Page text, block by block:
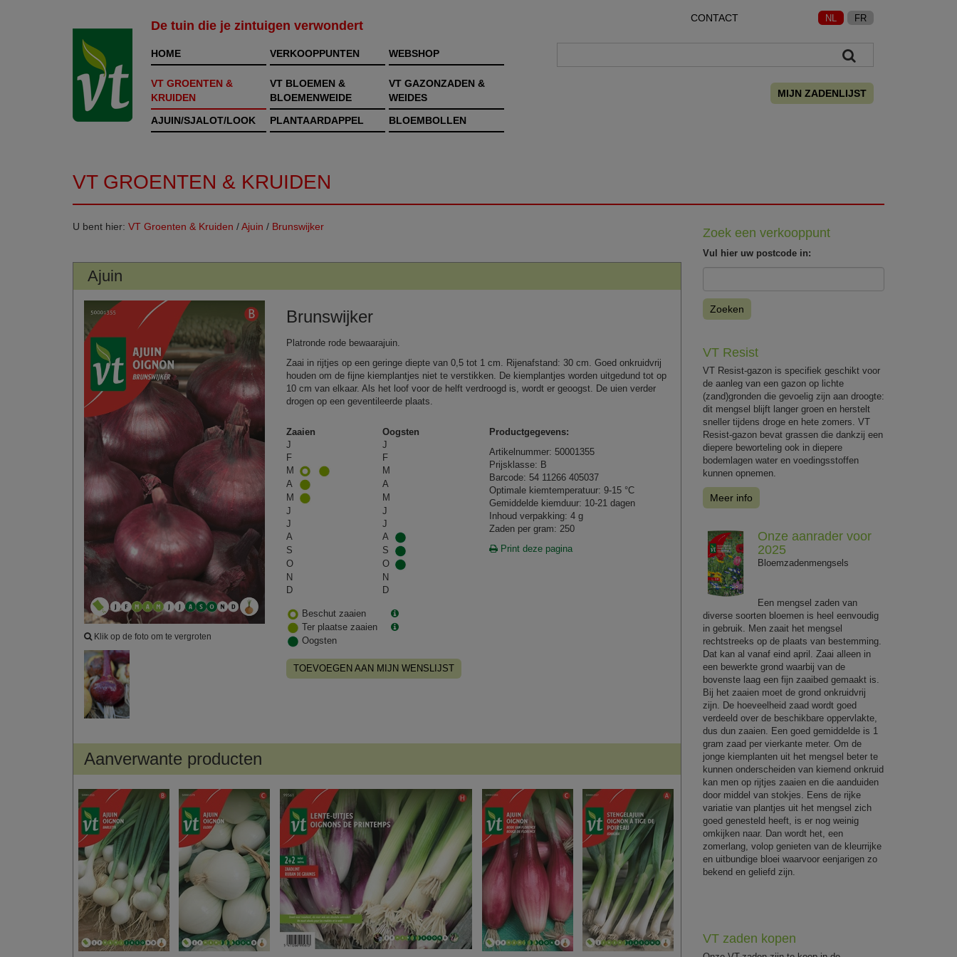
De tuin die je zintuigen verwondert
CONTACT NL FR
HOME VERKOOPPUNTEN WEBSHOP
VT GROENTEN &
KRUIDEN
VT BLOEMEN &
BLOEMENWEIDE
VT GAZONZADEN &
WEIDES
AJUIN/SJALOT/LOOK
PLANTAARDAPPEL BLOEMBOLLEN
MIJN ZADENLIJST
VT GROENTEN & KRUIDEN
U bent hier: VT Groenten & Kruiden /Ajuin / Brunswijker
Ajuin
Klik op de foto om te vergroten
Brunswijker
Platronde rode bewaarajuin.
Zaai in rijtjes op een geringe diepte van 0,5 tot 1 cm. Rijenafstand: 30 cm. Goed onkruidvrij
houden om de fijne kiemplantjes niet te verstikken. De kiemplantjes worden uitgedund tot op
10 cm van elkaar. Als het loof voor de helft verdroogd is, wordt er geoogst. De uien verder
drogen op een geventileerde plaats.
Zaaien
Oogsten
J
J
F
F
M
M
A
A
M
M
J
J
J
J
A
A
S
S
O
O
N
N
D
D
Beschut zaaien
Ter plaatse zaaien
Oogsten
TOEVOEGEN AAN MIJN WENSLIJST
Productgegevens:
Artikelnummer: 50001355
Prijsklasse: B
Barcode: 54 11266 405037
Optimale kiemtemperatuur: 9-15 °C
Gemiddelde kiemduur: 10-21 dagen
Inhoud verpakking: 4 g
Zaden per gram: 250
Print deze pagina
Aanverwante producten
Zoek een verkooppunt
Vul hier uw postcode in:
Zoeken
VT Resist
VT Resist-gazon is specifiek geschikt voor
de aanleg van een gazon op lichte
(zand)gronden die gevoelig zijn aan droogte:
dit mengsel blijft langer groen en herstelt
sneller tijdens droge en hete zomers. VT
Resist-gazon bevat grassen die dankzij een
diepere beworteling ook in diepere
bodemlagen water en voedingsstoffen
kunnen opnemen.
Meer info
Onze aanrader voor
2025
Bloemzadenmengsels
Een mengsel zaden van
diverse soorten bloemen is heel eenvoudig
in gebruik. Men zaait het mengsel
rechtstreeks op de plaats van bestemming.
Dat kan al vanaf eind april. Zaai alleen in
een bewerkte grond waarbij van de
bovenste laag een fijn zaaibed gemaakt is.
Bij het zaaien moet de grond onkruidvrij
zijn. De hoeveelheid zaad wordt goed
verdeeld over de beschikbare oppervlakte,
dus dun zaaien. Een goed gemiddelde is 1
gram zaad per vierkante meter. Om de
jonge kiemplanten uit het mengsel beter te
kunnen onderscheiden van kiemend onkruid
kan men op rijtjes zaaien en die aanduiden
door middel van stokjes. Eens de rijke
variatie van plantjes uit het mengsel zich
goed genesteld heeft, is er nog weinig
omkijken naar. Dan wordt het, een
zomerlang, volop genieten van de kleurrijke
en uitbundige bloei waarvoor eenjarigen zo
bekend en geliefd zijn.
VT zaden kopen